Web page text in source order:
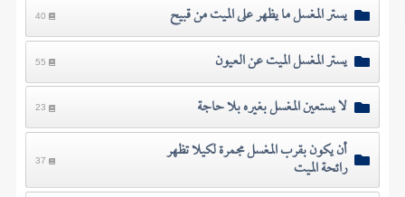
يستر المغسل ما يظهر على الميت من قبيح 40
يستر المغسل الميت عن العيون 55
لا يستعين المغسل بغيره بلا حاجة 23
أن يكون بقرب المغسل مجمرة لكيلا تظهر
رائحة الميت 37